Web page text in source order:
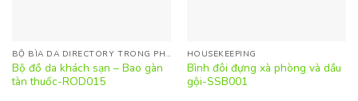
BỘ BÌA DA DIRECTORY TRONG PHÒNG
Bộ đồ da khách sạn – Bao gàn
tàn thuốc-ROD015
HOUSEKEEPING
Bình đôi đựng xà phòng và dầu
gội-SSB001